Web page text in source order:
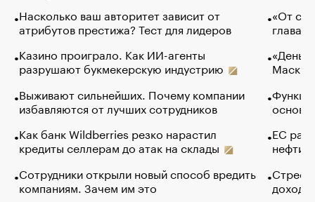
Насколько ваш авторитет зависит от
атрибутов престижа? Тест для лидеров
Казино проиграло. Как ИИ-агенты
разрушают букмекерскую индустрию
Выживают сильнейших. Почему компании
избавляются от лучших сотрудников
Как банк Wildberries резко нарастил
кредиты селлерам до атак на склады
Сотрудники открыли новый способ вредить
компаниям. Зачем им это
«От
глава
Маск в
основ
ЕС
нефти